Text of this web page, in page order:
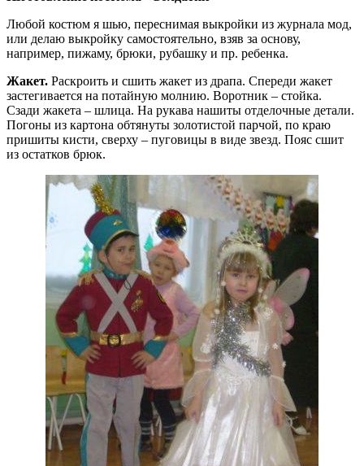
Любой костюм я шью, переснимая выкройки из журнала мод,
или делаю выкройку самостоятельно, взяв за основу,
например, пижаму, брюки, рубашку и пр. ребенка.
Жакет. Раскроить и сшить жакет из драпа. Спереди жакет
застегивается на потайную молнию. Воротник – стойка.
Сзади жакета – шлица. На рукава нашиты отделочные детали.
Погоны из картона обтянуты золотистой парчой, по краю
пришиты кисти, сверху – пуговицы в виде звезд. Пояс сшит
из остатков брюк.